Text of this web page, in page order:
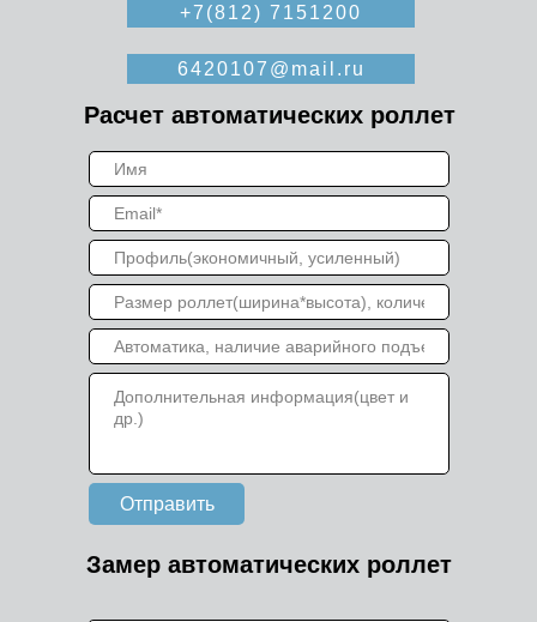
+7(812) 7151200
6420107@mail.ru
Отправить
Расчет автоматических роллет
Замер автоматических роллет